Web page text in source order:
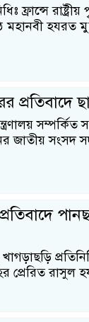
ফ্রান্সে
মহানবী হযরত
প্রতিবাদে
জাতীয় সংসদ
রাসুল